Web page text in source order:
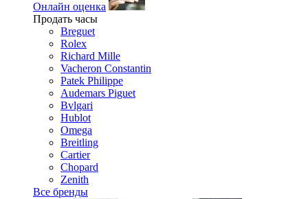
Онлайн оценка
Продать часы
Breguet
Rolex
Richard Mille
Vacheron Constantin
Patek Philippe
Audemars Piguet
Bvlgari
Hublot
Omega
Breitling
Cartier
Chopard
Zenith
Все бренды